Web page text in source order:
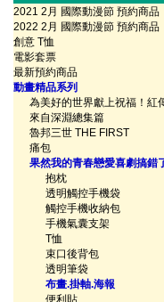
2021 2月 國際動漫節 預約商品
2022 2月 國際動漫節 預約商品
創意 T恤
電影套票
最新預約商品
動畫精品系列
為美好的世界獻上祝福！紅
來自深淵總集篇
魯邦三世 THE FIRST
痛包
果然我的青春戀愛喜劇搞錯
抱枕
透明觸控手機袋
觸控手機收納包
手機氣囊支架
T恤
束口後背包
透明筆袋
布畫.掛軸.海報
便利貼